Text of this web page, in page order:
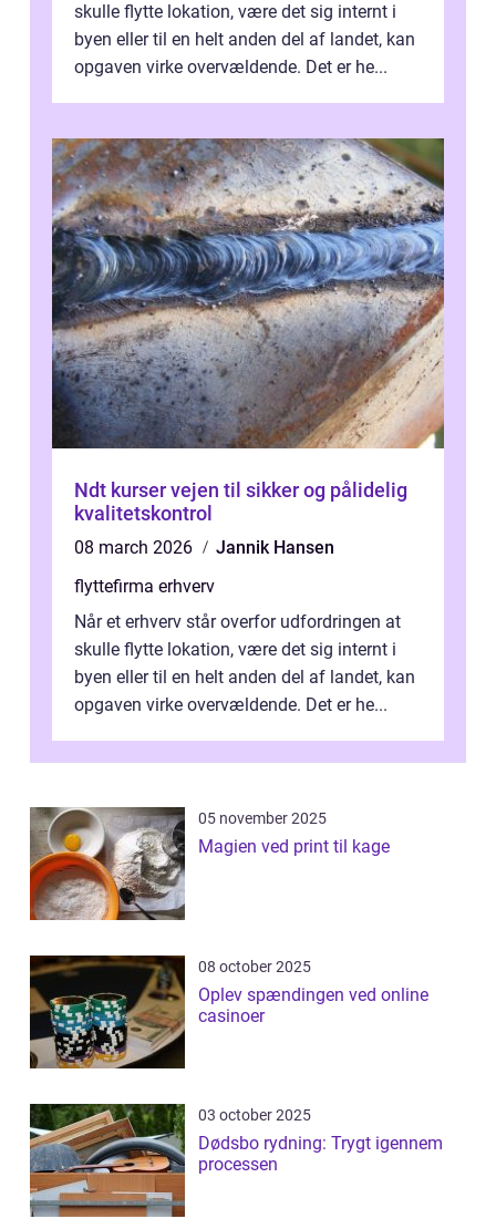
skulle flytte lokation, være det sig internt i
byen eller til en helt anden del af landet, kan
opgaven virke overvældende. Det er he...
Ndt kurser vejen til sikker og pålidelig
kvalitetskontrol
08 march 2026
Jannik Hansen
flyttefirma erhverv
Når et erhverv står overfor udfordringen at
skulle flytte lokation, være det sig internt i
byen eller til en helt anden del af landet, kan
opgaven virke overvældende. Det er he...
05 november 2025
Magien ved print til kage
08 october 2025
Oplev spændingen ved online
casinoer
03 october 2025
Dødsbo rydning: Trygt igennem
processen